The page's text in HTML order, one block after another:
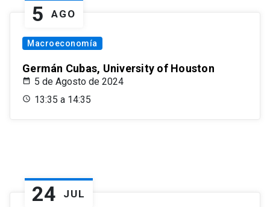
5 AGO
Macroeconomía
Germán Cubas, University of Houston
5 de Agosto de 2024
13:35 a 14:35
24 JUL